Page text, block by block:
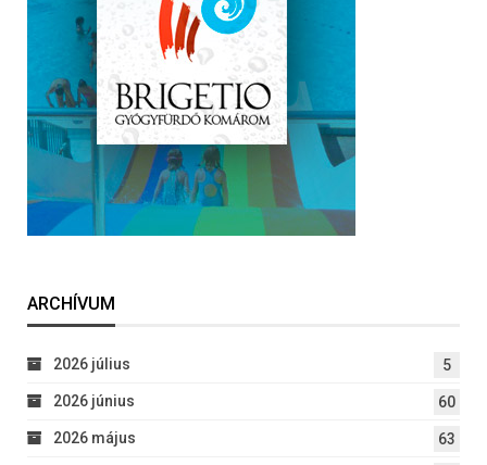
ARCHÍVUM
2026 július 5
2026 június 60
2026 május 63